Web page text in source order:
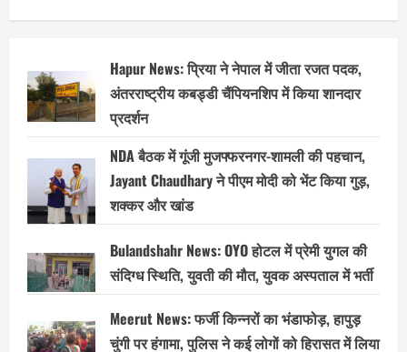
Hapur News: प्रिया ने नेपाल में जीता रजत पदक,
अंतरराष्ट्रीय कबड्डी चैंपियनशिप में किया शानदार
प्रदर्शन
NDA बैठक में गूंजी मुजफ्फरनगर-शामली की पहचान,
Jayant Chaudhary ने पीएम मोदी को भेंट किया गुड़,
शक्कर और खांड
Bulandshahr News: OYO होटल में प्रेमी युगल की
संदिग्ध स्थिति, युवती की मौत, युवक अस्पताल में भर्ती
Meerut News: फर्जी किन्नरों का भंडाफोड़, हापुड़
चुंगी पर हंगामा, पुलिस ने कई लोगों को हिरासत में लिया